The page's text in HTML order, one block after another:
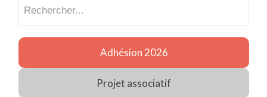
Adhésion 2026
Projet associatif